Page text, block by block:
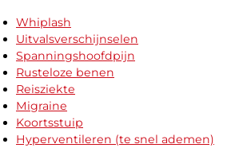
Whiplash
Uitvalsverschijnselen
Spanningshoofdpijn
Rusteloze benen
Reisziekte
Migraine
Koortsstuip
Hyperventileren (te snel ademen)